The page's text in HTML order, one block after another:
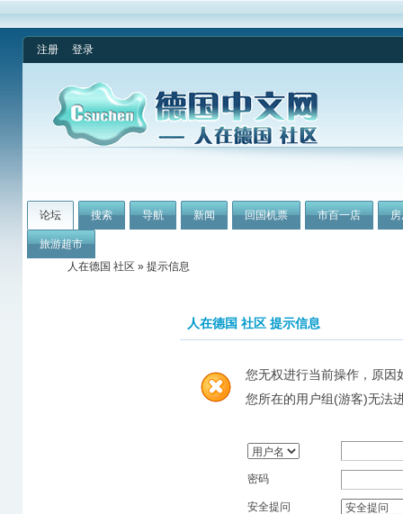
注册 登录
论坛 搜索 导航 新闻 回国机票 市百一店
旅游超市
人在德国 社区 » 提示信息
人在德国 社区 提示信息
您无权进行当前操作，原因
您所在的用户组(游客)无法
密码
安全提问